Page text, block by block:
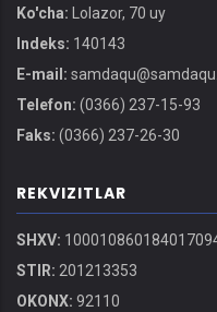
Ko'cha: Lolazor, 70 uy
Indeks: 140143
E-mail:
Telefon: (0366) 237-15-93
Faks: (0366) 237-26-30
REKVIZITLAR
SHXV:
STIR: 201213353
OKONX: 92110